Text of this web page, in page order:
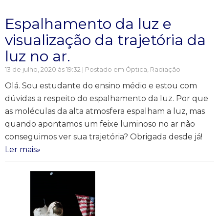
Espalhamento da luz e
visualização da trajetória da
luz no ar.
13 de julho, 2020 às 19:32 | Postado em Óptica, Radiação
Olá. Sou estudante do ensino médio e estou com
dúvidas a respeito do espalhamento da luz. Por que
as moléculas da alta atmosfera espalham a luz, mas
quando apontamos um feixe luminoso no ar não
conseguimos ver sua trajetória? Obrigada desde já!
Ler mais»